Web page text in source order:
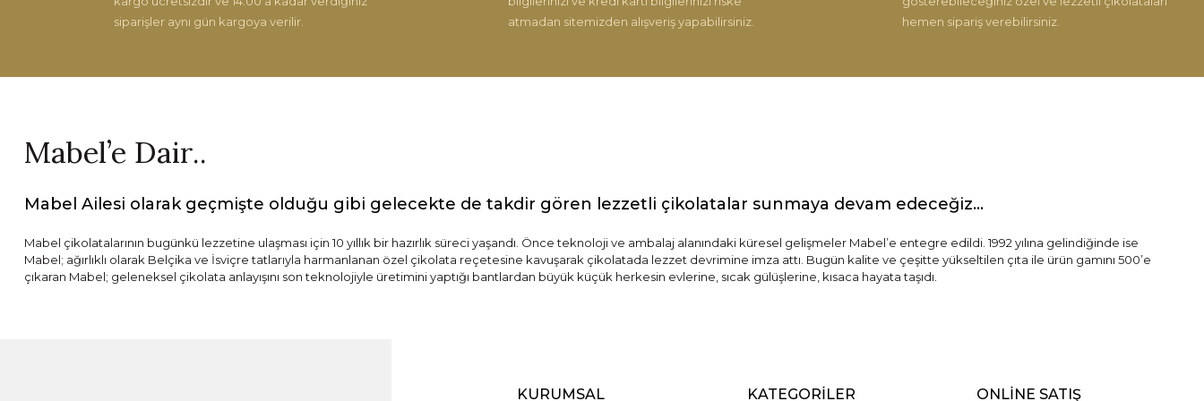
siparişler aynı gün kargoya verilir.
atmadan sitemizden alışveriş yapabilirsiniz.
hemen sipariş verebilirsiniz.
Mabel’e Dair..
Mabel Ailesi olarak geçmişte olduğu gibi gelecekte de takdir gören lezzetli çikolatalar sunmaya devam edeceğiz...
Mabel çikolatalarının bugünkü lezzetine ulaşması için 10 yıllık bir hazırlık süreci yaşandı. Önce teknoloji ve ambalaj alanındaki küresel gelişmeler Mabel’e entegre edildi. 1992 yılına gelindiğinde ise
Mabel; ağırlıklı olarak Belçika ve İsviçre tatlarıyla harmanlanan özel çikolata reçetesine kavuşarak çikolatada lezzet devrimine imza attı. Bugün kalite ve çeşitte yükseltilen çıta ile ürün gamını 500’e
çıkaran Mabel; geleneksel çikolata anlayışını son teknolojiyle üretimini yaptığı bantlardan büyük küçük herkesin evlerine, sıcak gülüşlerine, kısaca hayata taşıdı.
KURUMSAL KATEGORİLER ONLİNE SATIŞ